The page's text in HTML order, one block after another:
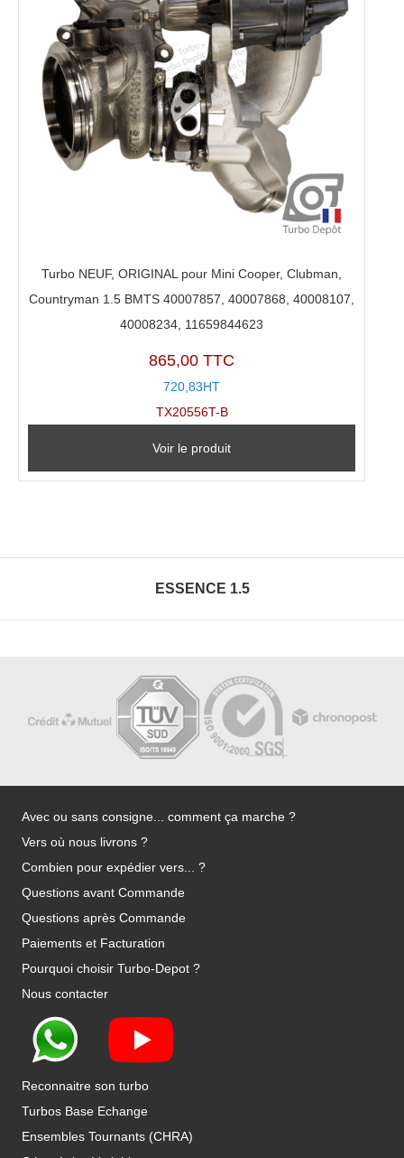
Turbo NEUF, ORIGINAL pour Mini Cooper, Clubman,
Countryman 1.5 BMTS 40007857, 40007868, 40008107,
40008234, 11659844623
865,00 TTC
720,83HT
TX20556T-B
Voir le produit
ESSENCE 1.5
Avec ou sans consigne... comment ça marche ?
Vers où nous livrons ?
Combien pour expédier vers... ?
Questions avant Commande
Questions après Commande
Paiements et Facturation
Pourquoi choisir Turbo-Depot ?
Nous contacter
Reconnaitre son turbo
Turbos Base Echange
Ensembles Tournants (CHRA)